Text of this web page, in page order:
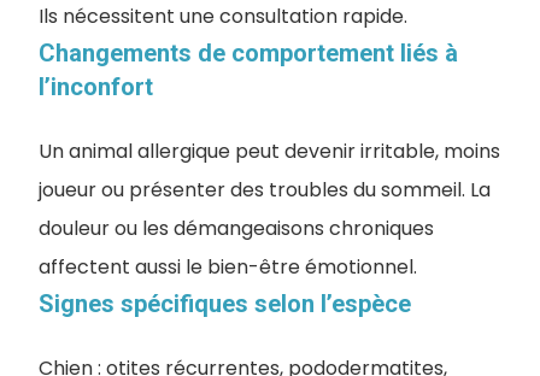
Ils nécessitent une consultation rapide.
Changements de comportement liés à
l’inconfort
Un animal allergique peut devenir irritable, moins
joueur ou présenter des troubles du sommeil. La
douleur ou les démangeaisons chroniques
affectent aussi le bien-être émotionnel.
Signes spécifiques selon l’espèce
Chien : otites récurrentes, pododermatites,